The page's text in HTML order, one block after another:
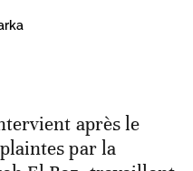
après le
par la